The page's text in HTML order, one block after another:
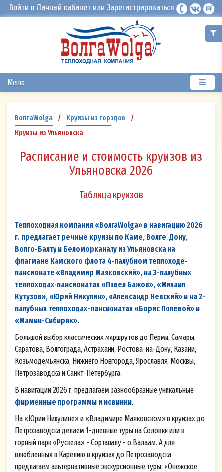
Войти в Личный кабинет или Зарегистрироваться
Меню
ВолгаWolga / Круизы из городов
/
Круизы из Ульяновска
Расписание и стоимость круизов из
Ульяновска 2026
Таблица круизов
Теплоходная компания «ВолгаWolga» в навигацию 2026
г. предлагает речные круизы по Каме, Волге, Дону,
Волго-Балту и Беломорканалу из Ульяновска на
флагмане Камского флота 4-палубном теплоходе-
пансионате «Владимир Маяковский», на 3-палубных
теплоходах-пансионатах «Павел Бажов», «Михаил
Кутузов», «Юрий Никулин», «Александр Невский» и на 2-
палубных теплоходах-пансионатах «Борис Полевой» и
«Мамин-Сибиряк».
Большой выбор классических маршрутов до Перми, Самары,
Саратова, Волгограда, Астрахани, Ростова-на-Дону, Казани,
Козьмодемьянска, Нижнего Новгорода, Ярославля, Москвы,
Петрозаводска и Санкт-Петербурга.
В навигации 2026 г. предлагаем разнообразные уникальные
фирменные программы и новинки.
На «Юрии Никулине» и «Владимире Маяковском» в круизах до
Петрозаводска делаем 1-дневные туры на Соловки или в
горный парк «Рускела» - Сортавалу - о.Валаам. А для
влюбленных в Карелию в круизах до Петрозаводска
предлагаем альтернативные экскурсионные туры: «Онежское